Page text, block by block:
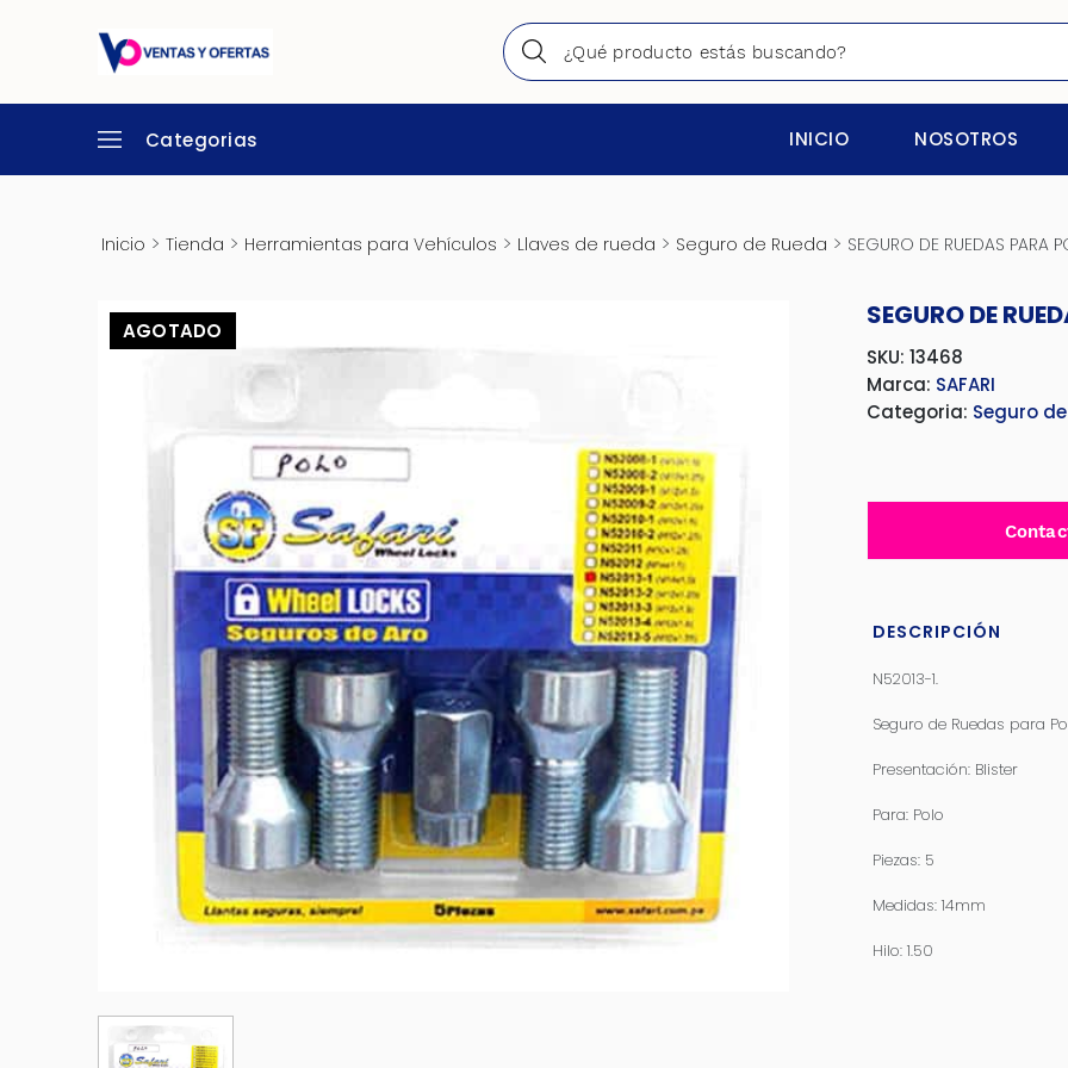
Categorias INICIO NOSOTROS
Inicio > Tienda > Herramientas para Vehículos > Llaves de rueda > Seguro de Rueda > SEGURO DE RUEDAS PARA
AGOTADO SEGURO DE
SKU: 13468
Marca: SAFARI
Categoria: Seguro
DESCRIPCIÓN
N52013-1.
Seguro de Ruedas para
Presentación: Blister
Para: Polo
Piezas: 5
Medidas: 14mm
Hilo: 1.50